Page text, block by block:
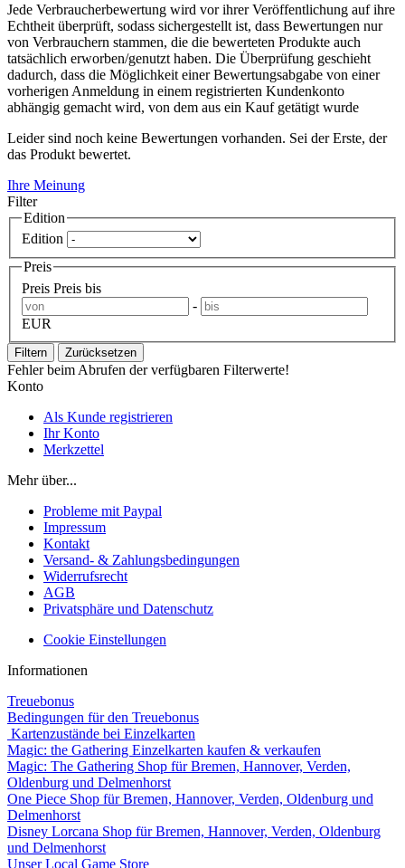
Jede Verbraucherbewertung wird vor ihrer Veröffentlichung auf ihre
Echtheit überprüft, sodass sichergestellt ist, dass Bewertungen nur
von Verbrauchern stammen, die die bewerteten Produkte auch
tatsächlich erworben/genutzt haben. Die Überprüfung geschieht
dadurch, dass die Möglichkeit einer Bewertungsabgabe von einer
vorherigen Anmeldung in einem registrierten Kundenkonto
abhängig gemacht wird, von dem aus ein Kauf getätigt wurde
Leider sind noch keine Bewertungen vorhanden. Sei der Erste, der
das Produkt bewertet.
Ihre Meinung
Filter
Edition
Edition
Preis
Preis Preis bis
-
EUR
Filtern Zurücksetzen
Fehler beim Abrufen der verfügbaren Filterwerte!
Konto
Als Kunde registrieren
Ihr Konto
Merkzettel
Mehr über...
Probleme mit Paypal
Impressum
Kontakt
Versand- & Zahlungsbedingungen
Widerrufsrecht
AGB
Privatsphäre und Datenschutz
Cookie Einstellungen
Informationen
Treuebonus
Bedingungen für den Treuebonus
Kartenzustände bei Einzelkarten
Magic: the Gathering Einzelkarten kaufen & verkaufen
Magic: The Gathering Shop für Bremen, Hannover, Verden,
Oldenburg und Delmenhorst
One Piece Shop für Bremen, Hannover, Verden, Oldenburg und
Delmenhorst
Disney Lorcana Shop für Bremen, Hannover, Verden, Oldenburg
und Delmenhorst
Unser Local Game Store